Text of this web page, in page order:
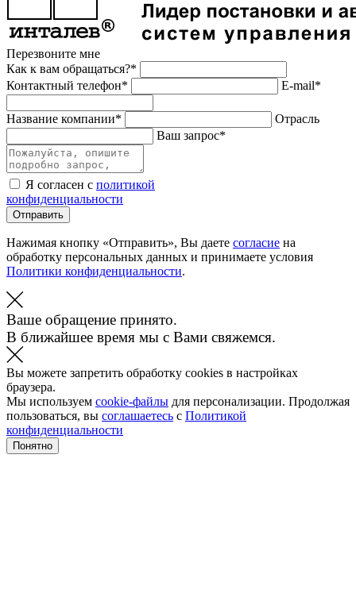
Перезвоните мне
Как к вам обращаться?*
Контактный телефон*
E-mail*
Название компании*
Отрасль
Ваш запрос*
Я согласен с политикой
конфиденциальности
Отправить
Нажимая кнопку «Отправить», Вы даете согласие на
обработку персональных данных и принимаете условия
Политики конфиденциальности.
Ваше обращение принято.
В ближайшее время мы с Вами свяжемся.
Вы можете запретить обработку cookies в настройках
браузера.
Мы используем cookie-файлы для персонализации. Продолжая
пользоваться, вы соглашаетесь с Политикой
конфиденциальности
Понятно